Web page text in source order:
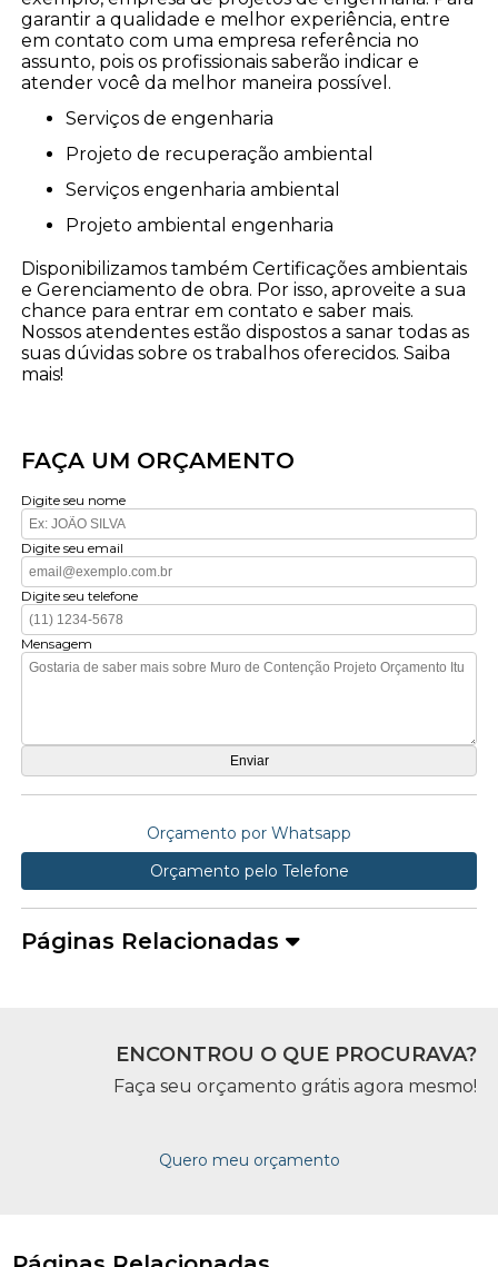
garantir a qualidade e melhor experiência, entre
em contato com uma empresa referência no
assunto, pois os profissionais saberão indicar e
atender você da melhor maneira possível.
serviços de engenharia
projeto de recuperação ambiental
serviços engenharia ambiental
projeto ambiental engenharia
Disponibilizamos também Certificações ambientais
e Gerenciamento de obra. Por isso, aproveite a sua
chance para entrar em contato e saber mais.
Nossos atendentes estão dispostos a sanar todas as
suas dúvidas sobre os trabalhos oferecidos. Saiba
mais!
FAÇA UM ORÇAMENTO
Digite seu nome
Digite seu email
Digite seu telefone
Mensagem
Orçamento por Whatsapp
Orçamento pelo Telefone
Páginas Relacionadas
ENCONTROU O QUE PROCURAVA?
Faça seu orçamento grátis agora mesmo!
Quero meu orçamento